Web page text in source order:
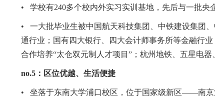
• 学校有240多个校内外实习实训基地，先后与一批央
•
一大批毕业生被中国航天科技集团、中铁建设集团
通行业；国有四大银行、四大会计师事务所等金融行
合作培养“太仓双元制人才项目”；杭州地铁、五星电器
no.5 ：区位优越、生活便捷
• 坐落于东南大学浦口校区，位于国家级新区——南京